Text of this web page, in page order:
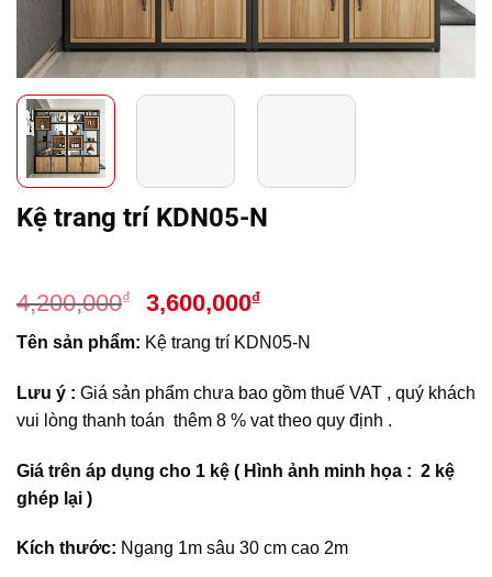
Kệ trang trí KDN05-N
4,200,000₫
Giá
gốc
là:
4,200,000₫.
3,600,000₫Giá
tại
là:
3,600,000₫.
Tên sản phẩm: Kệ trang trí KDN05-N
Lưu ý : Giá sản phẩm chưa bao gồm thuế VAT , quý khách
vui lòng thanh toán thêm 8 % vat theo quy định .
Giá trên áp dụng cho 1 kệ ( Hình ảnh minh họa : 2 kệ
ghép lại )
Kích thước: Ngang 1m sâu 30 cm cao 2m